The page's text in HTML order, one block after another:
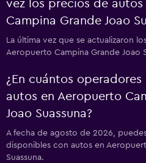
vez los precios de
Campina Grande Joao
La última vez que se actualizaron
Aeropuerto Campina Grande Joao
¿En cuántos
autos en Aeropuerto
Joao Suassuna?
A fecha de agosto de 2026,
disponibles con autos en
Suassuna.